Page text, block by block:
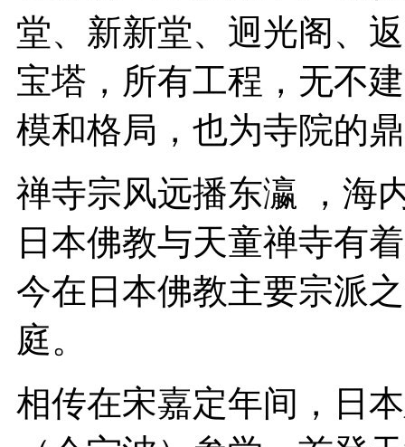
堂、新新堂、迥光阁、
宝塔，所有工程，无不
模和格局，也为寺院的
禅寺宗风远播东瀛 ，海
日本佛教与天童禅寺有
今在日本佛教主要宗派
庭。
相传在宋嘉定年间，日